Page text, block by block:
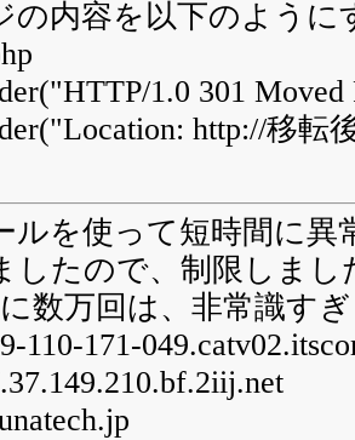
の内容を以下のように
1.0 301 Moved
http://移転
ルを使って短時間に
したので、制限しまし
数万回は、非常識す
110-171-